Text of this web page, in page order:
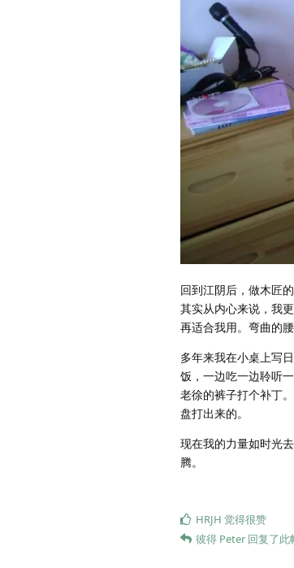
回到江阴后，做木匠
其实从内心来说，我
再适合我用。弯曲的
多年来我在小桌上写
饭，一边吃一边聆听
老徐的裤子打个补丁
盘打出来的。
现在我的力量如时光
腾。
HRJH 觉得很赞
彼得 Peter 回复了此